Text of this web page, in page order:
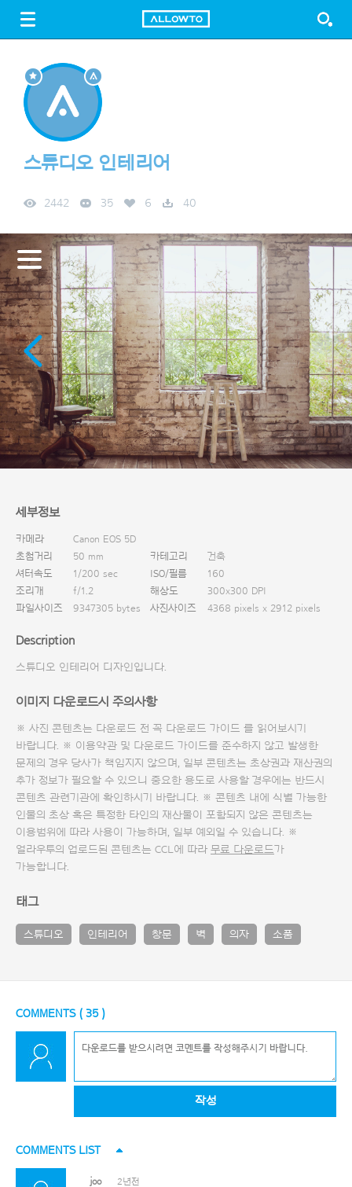
FREE DOWNLOAD
스튜디오 인테리어
2442 35 6 40
세부정보
카메라
Canon EOS 5D
초첨거리
50 mm 카테고리
건축
셔터속도
1/200 sec ISO/필름
160
조리개
f/1.2 해상도
300x300 DPI
파일사이즈
9347305 bytes 사진사이즈 4368 pixels x 2912 pixels
Description
스튜디오 인테리어 디자인입니다.
이미지 다운로드시 주의사항
※ 사진 콘텐츠는 다운로드 전 꼭 다운로드 가이드 를 읽어보시기
바랍니다. ※ 이용약관 및 다운로드 가이드를 준수하지 않고 발생한
문제의 경우 당사가 책임지지 않으며, 일부 콘텐츠는 초상권과 재산권의
추가 정보가 필요할 수 있으니 중요한 용도로 사용할 경우에는 반드시
콘텐츠 관련기관에 확인하시기 바랍니다. ※ 콘텐츠 내에 식별 가능한
인물의 초상 혹은 특정한 타인의 재산물이 포함되지 않은 콘텐츠는
이용범위에 따라 사용이 가능하며, 일부 예외일 수 있습니다. ※
얼라우투의 업로드된 콘텐츠는 CCL에 따라 무료 다운로드가
가능합니다.
태그
스튜디오 인테리어 창문 벽 의자 소품
COMMENTS ( 35)
작성
COMMENTS LIST
joo 2년전